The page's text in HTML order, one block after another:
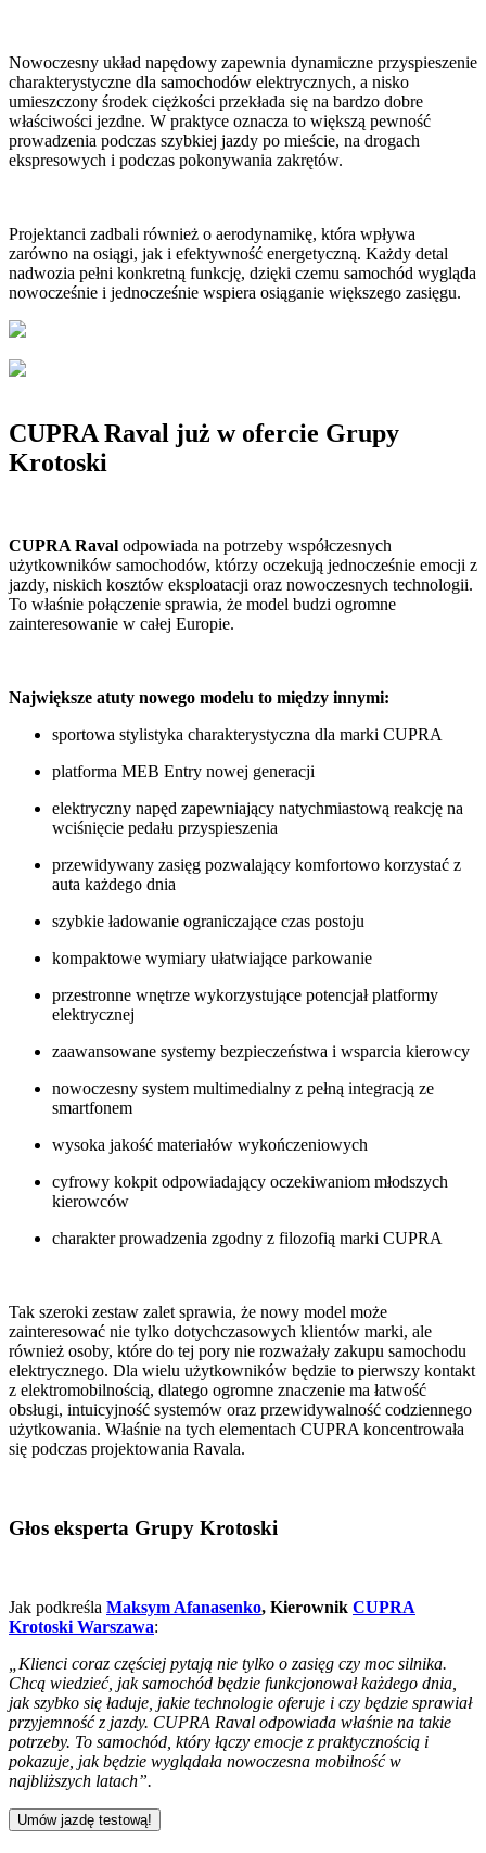
Nowoczesny układ napędowy zapewnia dynamiczne przyspieszenie
charakterystyczne dla samochodów elektrycznych, a nisko
umieszczony środek ciężkości przekłada się na bardzo dobre
właściwości jezdne. W praktyce oznacza to większą pewność
prowadzenia podczas szybkiej jazdy po mieście, na drogach
ekspresowych i podczas pokonywania zakrętów.
Projektanci zadbali również o aerodynamikę, która wpływa
zarówno na osiągi, jak i efektywność energetyczną. Każdy detal
nadwozia pełni konkretną funkcję, dzięki czemu samochód wygląda
nowocześnie i jednocześnie wspiera osiąganie większego zasięgu.
CUPRA Raval już w ofercie Grupy
Krotoski
CUPRA Raval odpowiada na potrzeby współczesnych
użytkowników samochodów, którzy oczekują jednocześnie emocji z
jazdy, niskich kosztów eksploatacji oraz nowoczesnych technologii.
To właśnie połączenie sprawia, że model budzi ogromne
zainteresowanie w całej Europie.
Największe atuty nowego modelu to między innymi:
sportowa stylistyka charakterystyczna dla marki CUPRA
platforma MEB Entry nowej generacji
elektryczny napęd zapewniający natychmiastową reakcję na
wciśnięcie pedału przyspieszenia
przewidywany zasięg pozwalający komfortowo korzystać z
auta każdego dnia
szybkie ładowanie ograniczające czas postoju
kompaktowe wymiary ułatwiające parkowanie
przestronne wnętrze wykorzystujące potencjał platformy
elektrycznej
zaawansowane systemy bezpieczeństwa i wsparcia kierowcy
nowoczesny system multimedialny z pełną integracją ze
smartfonem
wysoka jakość materiałów wykończeniowych
cyfrowy kokpit odpowiadający oczekiwaniom młodszych
kierowców
charakter prowadzenia zgodny z filozofią marki CUPRA
Tak szeroki zestaw zalet sprawia, że nowy model może
zainteresować nie tylko dotychczasowych klientów marki, ale
również osoby, które do tej pory nie rozważały zakupu samochodu
elektrycznego. Dla wielu użytkowników będzie to pierwszy kontakt
z elektromobilnością, dlatego ogromne znaczenie ma łatwość
obsługi, intuicyjność systemów oraz przewidywalność codziennego
użytkowania. Właśnie na tych elementach CUPRA koncentrowała
się podczas projektowania Ravala.
Głos eksperta Grupy Krotoski
Jak podkreśla Maksym Afanasenko, Kierownik CUPRA
Krotoski Warszawa:
„Klienci coraz częściej pytają nie tylko o zasięg czy moc silnika.
Chcą wiedzieć, jak samochód będzie funkcjonował każdego dnia,
jak szybko się ładuje, jakie technologie oferuje i czy będzie sprawiał
przyjemność z jazdy. CUPRA Raval odpowiada właśnie na takie
potrzeby. To samochód, który łączy emocje z praktycznością i
pokazuje, jak będzie wyglądała nowoczesna mobilność w
najbliższych latach”.
Umów jazdę testową!